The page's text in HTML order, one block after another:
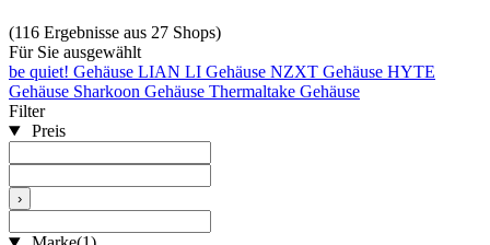
(116 Ergebnisse aus 27 Shops)
Für Sie ausgewählt
be quiet! Gehäuse LIAN LI Gehäuse NZXT Gehäuse HYTE
Gehäuse Sharkoon Gehäuse Thermaltake Gehäuse
Filter
Preis
›